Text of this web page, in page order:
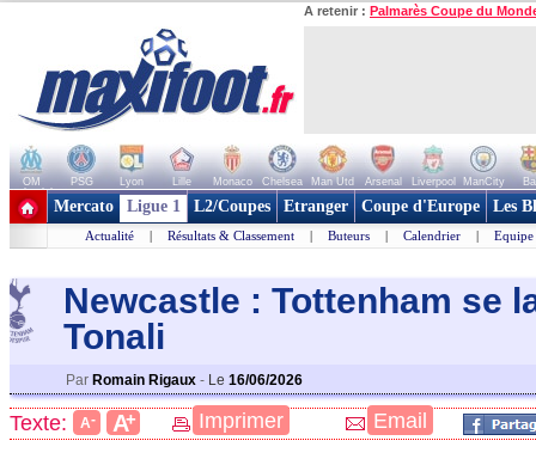
A retenir : Palmarès Coupe du
OM PSG Lyon Lille Monaco Chelsea Man Utd Arsenal Liverpool ManCity
+ de clubs
Mercato Ligue 1 L2/Coupes Etranger Coupe d'Europe Les
Actualité | Résultats & Classement | Buteurs | Calendrier | Equipe
Newcastle : Tottenham se
Tonali
Par Romain Rigaux - Le 16/06/2026
Texte: A- A+ Imprimer Email